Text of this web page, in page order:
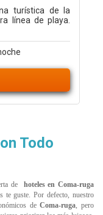
turística de la
línea de playa.
Todo
de hoteles en Coma-ruga
te guste. Por defecto, nuestro
deComa-ruga, pero